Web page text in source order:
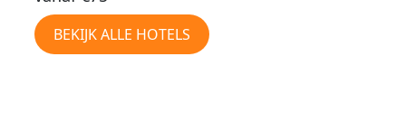
BEKIJK ALLE HOTELS